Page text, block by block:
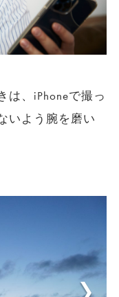
は、iPhoneで撮っ
いよう腕を磨い